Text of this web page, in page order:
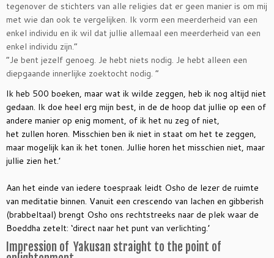
tegenover de stichters van alle religies dat er geen manier is om mij
met wie dan ook te vergelijken. Ik vorm een meerderheid van een
enkel individu en ik wil dat jullie allemaal een meerderheid van een
enkel individu zijn.”
“Je bent jezelf genoeg. Je hebt niets nodig. Je hebt alleen een
diepgaande innerlijke zoektocht nodig. “
Ik heb 500 boeken, maar wat ik wilde zeggen, heb ik nog altijd niet
gedaan. Ik doe heel erg mijn best, in de de hoop dat jullie op een of
andere manier op enig moment, of ik het nu zeg of niet,
het zullen horen. Misschien ben ik niet in staat om het te zeggen,
maar mogelijk kan ik het tonen. Jullie horen het misschien niet, maar
jullie zien het.’
Aan het einde van iedere toespraak leidt Osho de lezer de ruimte
van meditatie binnen. Vanuit een crescendo van lachen en gibberish
(brabbeltaal) brengt Osho ons rechtstreeks naar de plek waar de
Boeddha zetelt: ‘direct naar het punt van verlichting.’
Impression of Yakusan straight to the point of